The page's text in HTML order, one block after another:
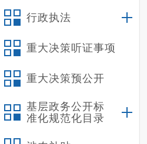
行政执法
重大决策听证事项
重大决策预公开
基层政务公开标
准化规范化目录